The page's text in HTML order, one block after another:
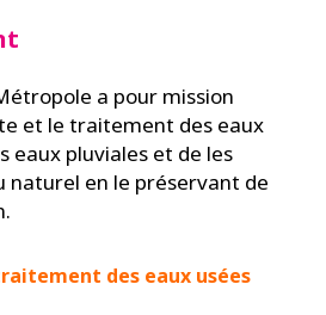
a pour mission
et le traitement des eaux
eaux pluviales et de les
naturel en le préservant de
des eaux usées